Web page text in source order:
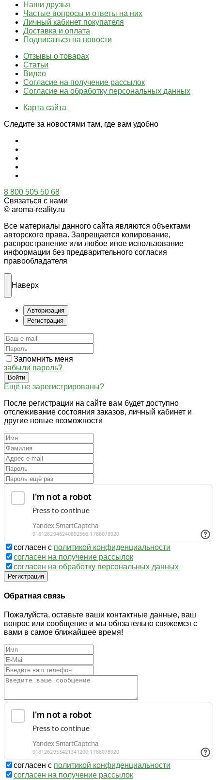
Наши друзья
Частые вопросы и ответы на них
Личный кабинет покупателя
Доставка и оплата
Подписаться на новости
Отзывы о товарах
Статьи
Видео
Согласие на получение рассылок
Согласие на обработку персональных данных
Карта сайта
Следите за новостями там, где вам удобно
8 800 505 50 68
Связаться с нами
© aroma-reality.ru
Все материалы данного сайта являются объектами
авторского права. Запрещается копирование,
распространение или любое иное использование
информации без предварительного согласия
правообладателя
Наверх
Авторизация
Регистрация
Запомнить меня
забыли пароль?
Войти
Ещё не зарегистрированы?
После регистрации на сайте вам будет доступно
отслеживание состояния заказов, личный кабинет и
другие новые возможности
согласен с политикой конфиденциальности
согласен на получение рассылок
согласен на обработку персональных данных
Регистрация
Обратная связь
Пожалуйста, оставьте ваши контактные данные, ваш
вопрос или сообщение и мы обязательно свяжемся с
вами в самое ближайшее время!
согласен с политикой конфиденциальности
согласен на получение рассылок